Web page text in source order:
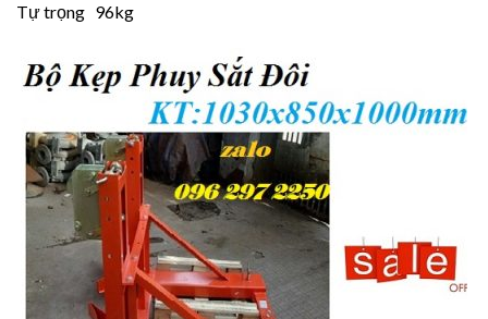
Tự trọng 96kg